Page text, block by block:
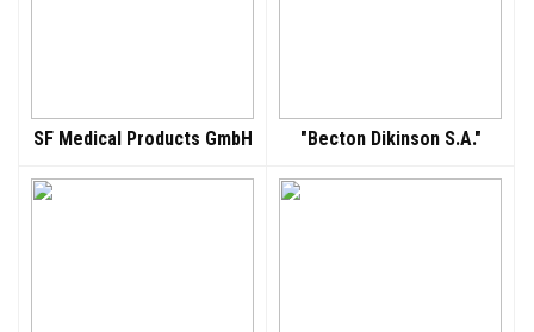
SF Medical Products GmbH "Becton Dikinson S.A."